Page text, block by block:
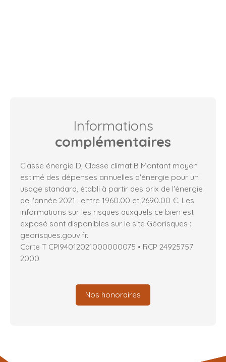
Informations
complémentaires
Classe énergie D, Classe climat B Montant moyen
estimé des dépenses annuelles d'énergie pour un
usage standard, établi à partir des prix de l'énergie
de l'année 2021 : entre 1960.00 et 2690.00 €. Les
informations sur les risques auxquels ce bien est
exposé sont disponibles sur le site Géorisques :
georisques.gouv.fr.
Carte T CPI94012021000000075 • RCP 24925757
2000
Nos honoraires